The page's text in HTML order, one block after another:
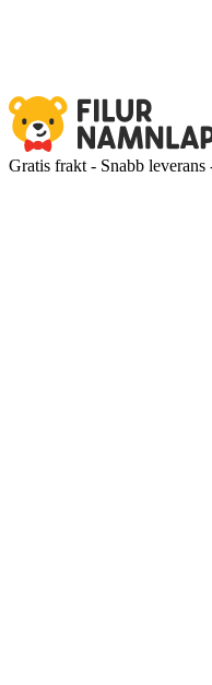
Gratis frakt - Snabb leverans